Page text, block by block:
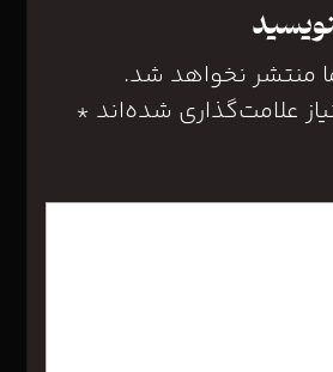
منتشر نخواهد شد.
علامت‌گذاری شده‌اند *